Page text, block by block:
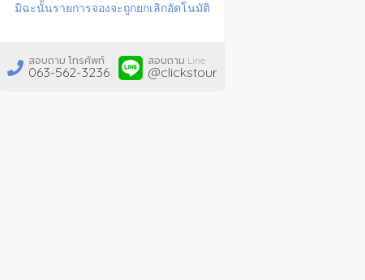
มิฉะนั้นรายการจองจะถูกยกเลิกอัตโนมัติ
สอบถาม โทรศัพท์
063-562-3236
สอบถาม Line
@clickstour